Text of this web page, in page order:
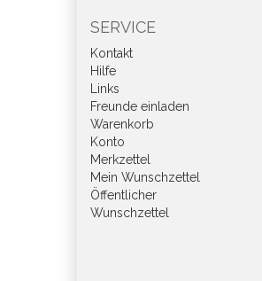
SERVICE
Kontakt
Hilfe
Links
Freunde einladen
Warenkorb
Konto
Merkzettel
Mein Wunschzettel
Öffentlicher
Wunschzettel